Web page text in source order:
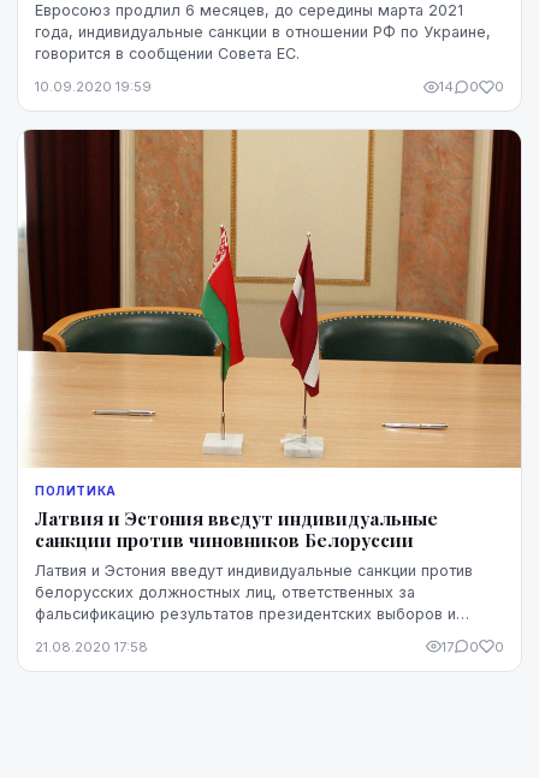
Евросоюз продлил 6 месяцев, до середины марта 2021
года, индивидуальные санкции в отношении РФ по Украине,
говорится в сообщении Совета ЕС.
10.09.2020 19:59 14 0 0
ПОЛИТИКА
Латвия и Эстония введут индивидуальные
санкции против чиновников Белоруссии
Латвия и Эстония введут индивидуальные санкции против
белорусских должностных лиц, ответственных за
фальсификацию результатов президентских выборов и
21.08.2020 17:58 17 0 0